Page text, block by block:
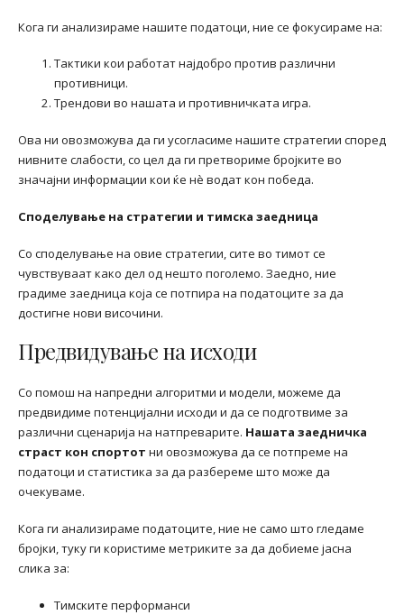
Кога ги анализираме нашите податоци, ние се фокусираме на:
Тактики кои работат најдобро против различни
противници.
Трендови во нашата и противничката игра.
Ова ни овозможува да ги усогласиме нашите стратегии според
нивните слабости, со цел да ги претвориме бројките во
значајни информации кои ќе нè водат кон победа.
Споделување на стратегии и тимска заедница
Со споделување на овие стратегии, сите во тимот се
чувствуваат како дел од нешто поголемо. Заедно, ние
градиме заедница која се потпира на податоците за да
достигне нови височини.
Предвидување на исходи
Со помош на напредни алгоритми и модели, можеме да
предвидиме потенцијални исходи и да се подготвиме за
различни сценарија на натпреварите. Нашата заедничка
страст кон спортот ни овозможува да се потпреме на
податоци и статистика за да разбереме што може да
очекуваме.
Кога ги анализираме податоците, ние не само што гледаме
бројки, туку ги користиме метриките за да добиеме јасна
слика за:
Тимските перформанси